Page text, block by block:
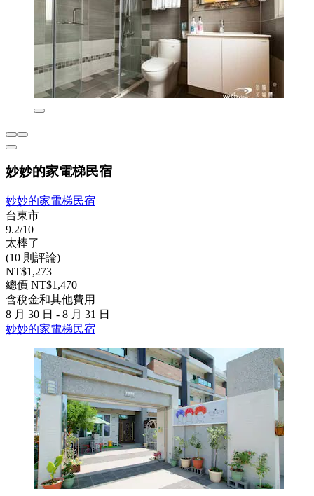
妙妙的家電梯民宿
妙妙的家電梯民宿
台東市
9.2/10
太棒了
(10 則評論)
NT$1,273
總價 NT$1,470
含稅金和其他費用
8 月 30 日 - 8 月 31 日
妙妙的家電梯民宿